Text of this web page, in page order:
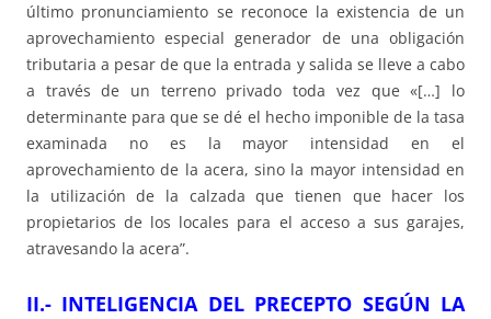
último pronunciamiento se reconoce la existencia de un
aprovechamiento especial generador de una obligación
tributaria a pesar de que la entrada y salida se lleve a cabo
a través de un terreno privado toda vez que «[…] lo
determinante para que se dé el hecho imponible de la tasa
examinada no es la mayor intensidad en el
aprovechamiento de la acera, sino la mayor intensidad en
la utilización de la calzada que tienen que hacer los
propietarios de los locales para el acceso a sus garajes,
atravesando la acera”.
II.- INTELIGENCIA DEL PRECEPTO SEGÚN LA